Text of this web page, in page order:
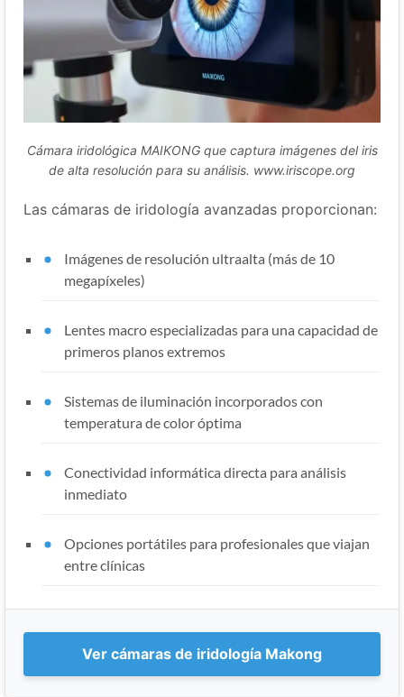
Cámara iridológica MAIKONG que captura imágenes del iris
de alta resolución para su análisis. www.iriscope.org
Las cámaras de iridología avanzadas proporcionan:
Imágenes de resolución ultraalta (más de 10
megapíxeles)
Lentes macro especializadas para una capacidad de
primeros planos extremos
Sistemas de iluminación incorporados con
temperatura de color óptima
Conectividad informática directa para análisis
inmediato
Opciones portátiles para profesionales que viajan
entre clínicas
Ver cámaras de iridología Makong